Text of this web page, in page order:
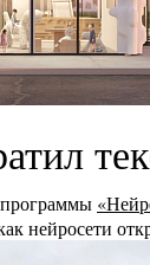
нейросети